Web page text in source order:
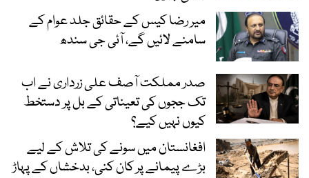
میر رضا کیس کے حقائق جلد عوام کے
سامنے لائیں گے، آئی جی سندھ
صدر مملکت آصف علی زرداری نے اب
تک ججوں کی تعیناتی کے بل پر دستخط
کیوں نہیں کیے؟
افغانستان میں سونے کی تلاش کے لیے
بڑے پیمانے پر کان کنی، بدخشاں کے پہاڑ